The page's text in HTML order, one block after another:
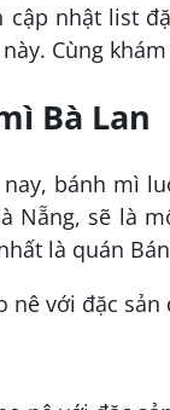
cập nhật list
Cùng
Bà Lan
bánh mì
Nẵng, sẽ là
là quán